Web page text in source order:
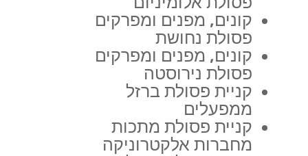
קונים, מפנים ומפרקים
פסולת נחושת
קונים, מפנים ומפרקים
פסולת נירוסטה
קניית פסולת ברזל
ממפעלים
קניית פסולת מתכות
מחברות אלקטרוניקה